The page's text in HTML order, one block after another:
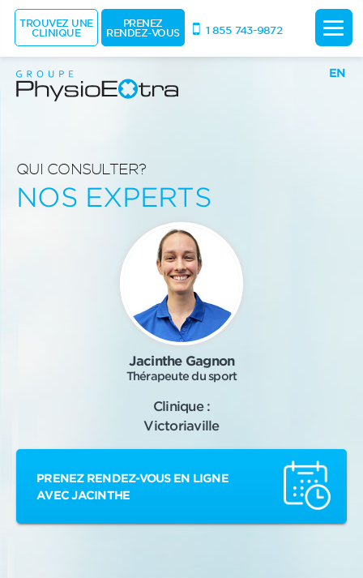
EN
QUI CONSULTER?
NOS EXPERTS
Jacinthe Gagnon
Thérapeute du sport
Clinique :
Victoriaville
PRENEZ RENDEZ-VOUS EN LIGNE
AVEC JACINTHE
TROUVEZ UNE
CLINIQUE
PRENEZ
RENDEZ-VOUS 1 855 743-9872